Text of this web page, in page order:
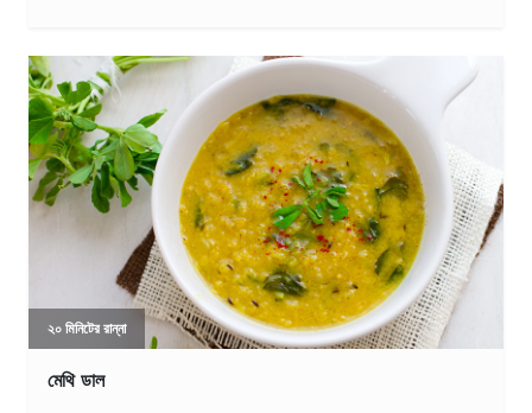
২০ মিনিটের রান্না
মেথি ডাল